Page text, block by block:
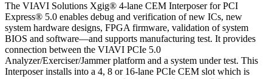
The VIAVI Solutions Xgig® 4-lane CEM Interposer for PCI
Express® 5.0 enables debug and verification of new ICs, new
system hardware designs, FPGA firmware, validation of system
BIOS and software—and supports manufacturing test. It provides
connection between the VIAVI PCIe 5.0
Analyzer/Exerciser/Jammer platform and a system under test. This
Interposer installs into a 4, 8 or 16-lane PCIe CEM slot which is